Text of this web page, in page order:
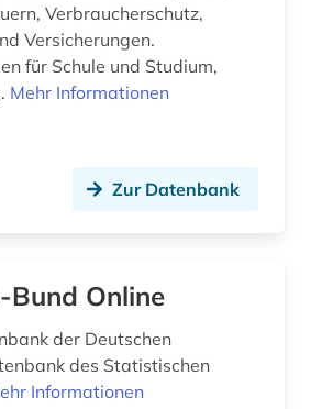
(1)
Verbraucherschutz,
Versicherungen.
für Schule und Studium,
Mehr Informationen
Zur Datenbank
Bund Online
der Deutschen
des Statistischen
Informationen